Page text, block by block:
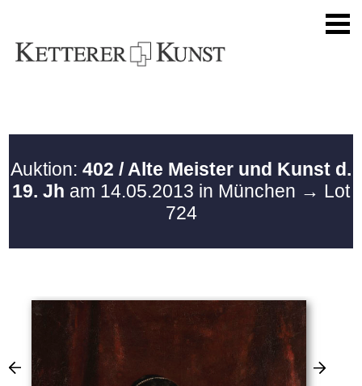
Auktion: 402 / Alte Meister und Kunst d.
19. Jh am 14.05.2013 in München → Lot
724